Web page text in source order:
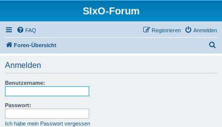
SIxO-Forum
FAQ Anmelden
Registrieren
Foren-Übersicht
Anmelden
Benutzername:
Passwort:
Ich habe mein Passwort vergessen